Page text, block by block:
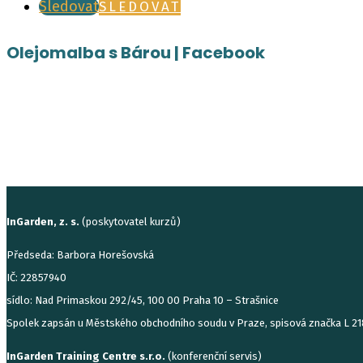
SledovatSLEDOVAT
Olejomalba s Bárou | Facebook
InGarden, z. s. (poskytovatel kurzů)
Předseda: Barbora Horešovská
IČ: 22857940
sídlo: Nad Primaskou 292/45, 100 00 Praha 10 – Strašnice
Spolek zapsán u Městského obchodního soudu v Praze, spisová značka L
InGarden Training Centre s.r.o. (konferenční servis)